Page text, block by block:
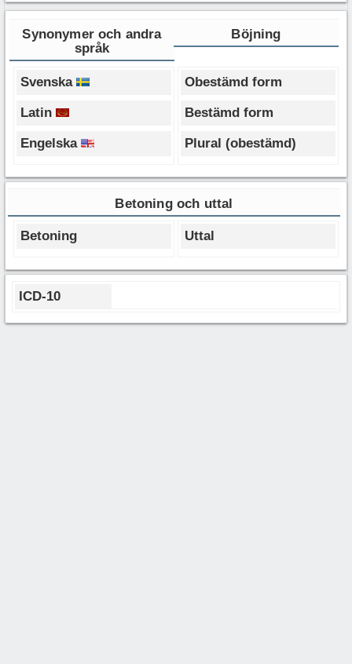
Synonymer och andra
språk
Böjning
Svenska
Latin
Engelska
Obestämd form
Bestämd form
Plural (obestämd)
Betoning och uttal
Betoning Uttal
ICD-10